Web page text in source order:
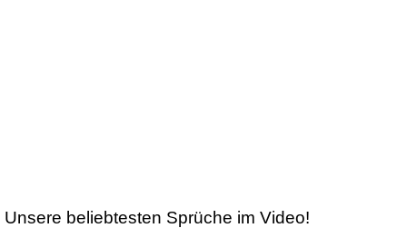
Unsere beliebtesten Sprüche im Video!